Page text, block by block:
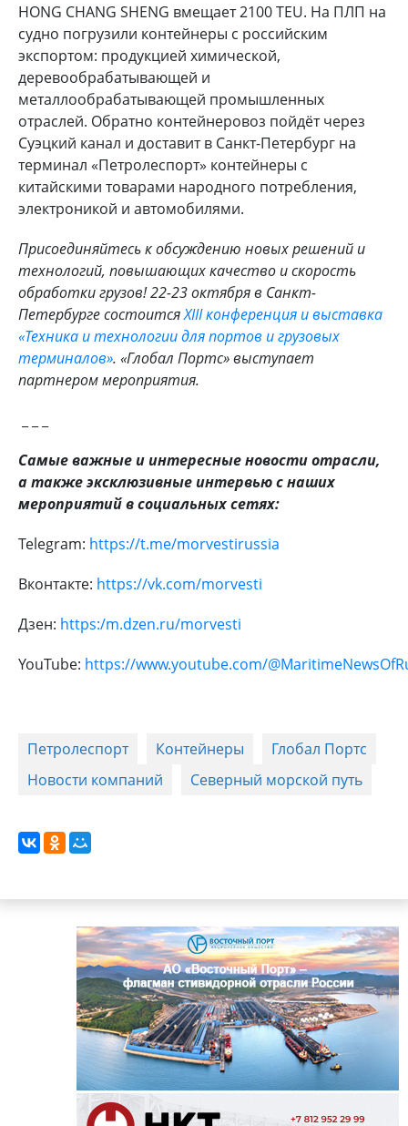
HONG CHANG SHENG вмещает 2100 TEU. На ПЛП на
судно погрузили контейнеры с российским
экспортом: продукцией химической,
деревообрабатывающей и
металлообрабатывающей промышленных
отраслей. Обратно контейнеровоз пойдёт через
Суэцкий канал и доставит в Санкт-Петербург на
терминал «Петролеспорт» контейнеры с
китайскими товарами народного потребления,
электроникой и автомобилями.
Присоединяйтесь к обсуждению новых решений и
технологий, повышающих качество и скорость
обработки грузов! 22-23 октября в Санкт-
Петербурге состоитсяXIII конференция и выставка
«Техника и технологии для портов и грузовых
терминалов». «Глобал Портс» выступает
партнером мероприятия.
Самые важные и интересные новости отрасли,
а также эксклюзивные интервью с наших
мероприятий в социальных сетях:
Telegram: https://t.me/morvestirussia
Вконтакте: https://vk.com/morvesti
Дзен: https:/m.dzen.ru/morvesti
YouTube: https://www.youtube.com/
Петролеспорт Контейнеры
Глобал Портс
Новости компаний
Северный морской путь